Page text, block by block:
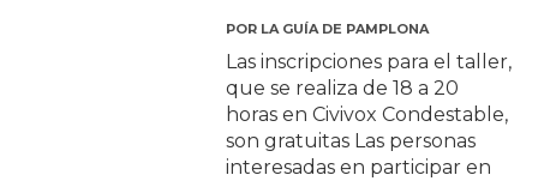
POR LA GUÍA DE PAMPLONA
Las inscripciones para el taller,
que se realiza de 18 a 20
horas en Civivox Condestable,
son gratuitas Las personas
interesadas en participar en